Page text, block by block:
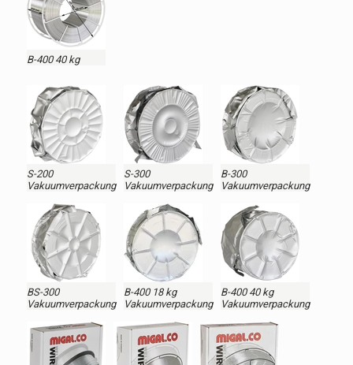
B-400 40 kg
S-200
Vakuumverpackung
S-300
Vakuumverpackung
B-300
Vakuumverpackung
BS-300
Vakuumverpackung
B-400 18 kg
Vakuumverpackung
B-400 40 kg
Vakuumverpackung